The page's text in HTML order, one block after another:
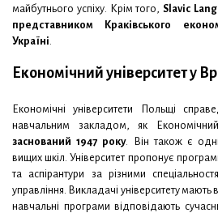
майбутнього успіху. Крім того, Slavic
представником Краківського
Україні.
Економічний університет у
Економічні університети Польщі
навчальним закладом, як
заснований 1947 року. Він також є
вищих шкіл. Університет пропонує
та аспірантури за різними
управління. Викладачі університету мають
навчальні програми відповідають